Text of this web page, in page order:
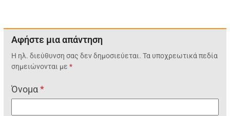
Αφήστε μια απάντηση
Η ηλ. διεύθυνση σας δεν δημοσιεύεται. Τα υποχρεωτικά πεδία
σημειώνονται με*
Όνομα*